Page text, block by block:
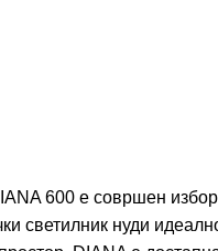
600 е совршен
светилник нуди